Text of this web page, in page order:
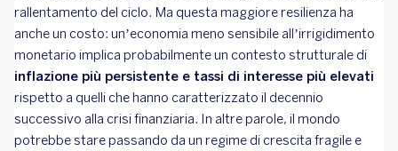
rallentamento del ciclo. Ma questa maggiore resilienza ha
anche un costo: un’economia meno sensibile all’irrigidimento
monetario implica probabilmente un contesto strutturale di
inflazione più persistente e tassi di interesse più elevati
rispetto a quelli che hanno caratterizzato il decennio
successivo alla crisi finanziaria. In altre parole, il mondo
potrebbe stare passando da un regime di crescita fragile e